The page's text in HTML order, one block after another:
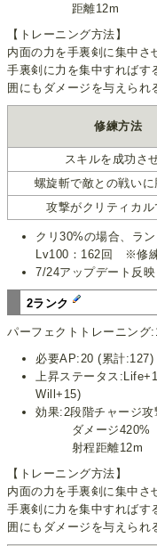
距離12m
【トレーニング方法】
内面の力を手裏剣に集中さ
手裏剣に力を集中すればす
囲にもダメージを与えられ
修練方法
スキルを成功さ
螺旋斬で敵との戦いに
攻撃がクリティカル
クリ30%の場合、ラ
Lv100：162回 ※修練
7/24アップデート反
2ランク
パーフェクトトレーニン
必要AP:20 (累計:127)
上昇ステータス
Will+15)
効果:2段階チャージ攻
ダメージ420%
射程距離12m
【トレーニング方法】
内面の力を手裏剣に集中さ
手裏剣に力を集中すればす
囲にもダメージを与えられ